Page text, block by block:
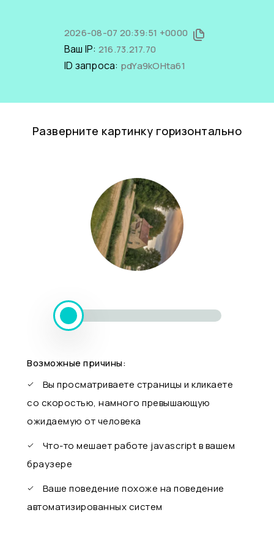
2026-08-07 20:39:51 +0000
Ваш IP: 216.73.217.70
ID запроса: pdYa9kOHta61
Разверните картинку горизонтально
Возможные причины:
Вы просматриваете страницы и кликаете
со скоростью, намного превышающую
ожидаемую от человека
Что-то мешает работе javascript в вашем
браузере
Ваше поведение похоже на поведение
автоматизированных систем